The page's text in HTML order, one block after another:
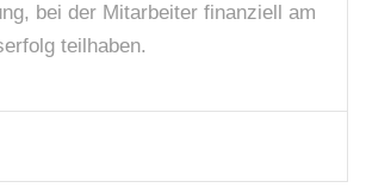
bei der Mitarbeiter finanziell am
teilhaben.